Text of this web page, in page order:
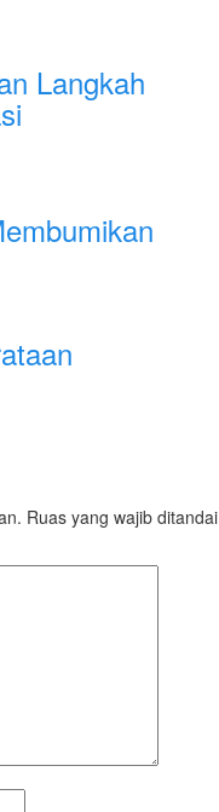
Langkah
Ruas yang wajib ditandai